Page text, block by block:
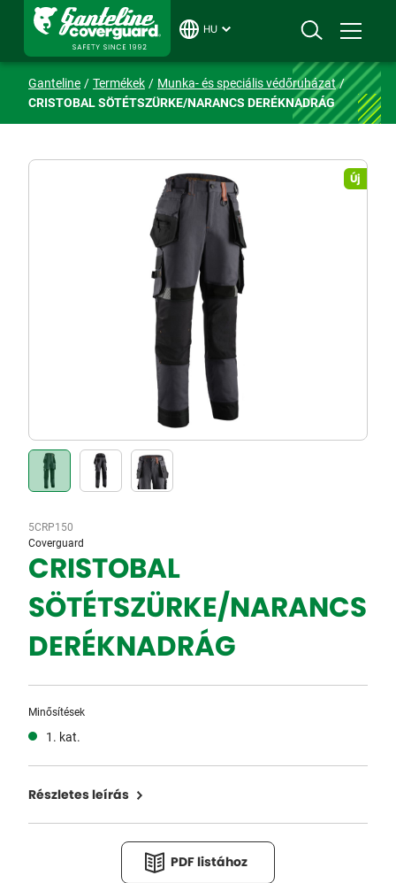
HU
Ganteline Termékek
Munka- és speciális védőruházat
CRISTOBAL SÖTÉTSZÜRKE/NARANCS DERÉKNADRÁG
Új
5CRP150
Coverguard
CRISTOBAL
SÖTÉTSZÜRKE/NARANCS
DERÉKNADRÁG
Minősítések
1. kat.
Részletes leírás
PDF listához